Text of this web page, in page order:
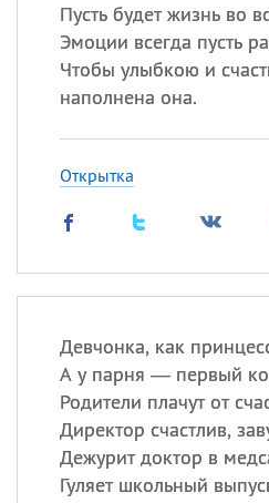
Пусть будет жизнь во
Эмоции всегда пусть
Чтобы улыбкою и
наполнена она.
Открытка
Девчонка, как
А у парня — первый
Родители плачут от
Директор счастлив,
Дежурит доктор в
Гуляет школьный